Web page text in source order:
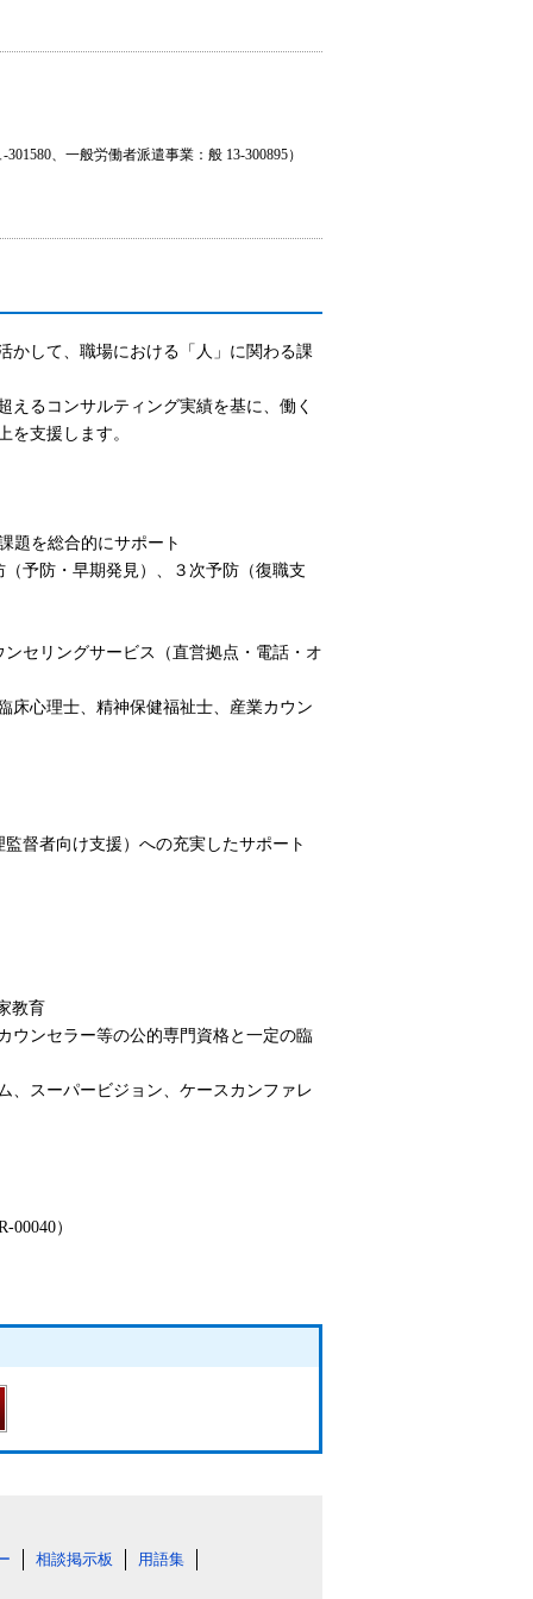
、一般労働者派遣事業：般 13-300895）
かして、職場における「人」に関わる課
えるコンサルティング実績を基に、働く
を支援します。
題を総合的にサポート
予防・早期発見）、３次予防（復職支
セリングサービス（直営拠点・電話・オ
床心理士、精神保健福祉士、産業カウン
督者向け支援）への充実したサポート
教育
ウンセラー等の公的専門資格と一定の臨
、スーパービジョン、ケースカンファレ
）
相談掲示板 用語集